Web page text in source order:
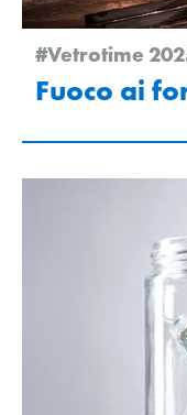
#Vetrotime
Fuoco ai